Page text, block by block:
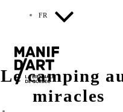
Le camping
miracles
FR